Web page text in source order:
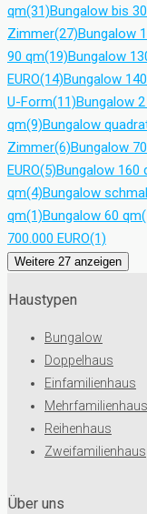
qm(31)Bungalow bis
Zimmer(27)Bungalow
90 qm(19)Bungalow
EURO(14)Bungalow
U-Form(11)Bungalow
qm(9)Bungalow
Zimmer(6)Bungalow
EURO(5)Bungalow 160
qm(4)Bungalow schmal
qm(1)Bungalow 60 qm
700.000 EURO(1)
Weitere 27 anzeigen
Haustypen
Bungalow
Doppelhaus
Einfamilienhaus
Mehrfamilienhaus
Reihenhaus
Zweifamilienhaus
Über uns